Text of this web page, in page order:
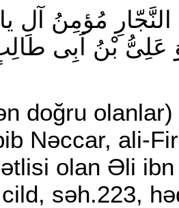
مُؤمِنُ آلِ
بْنُ اَبِى
doğru
Nəccar, ali-
olan Əli
səh.223,